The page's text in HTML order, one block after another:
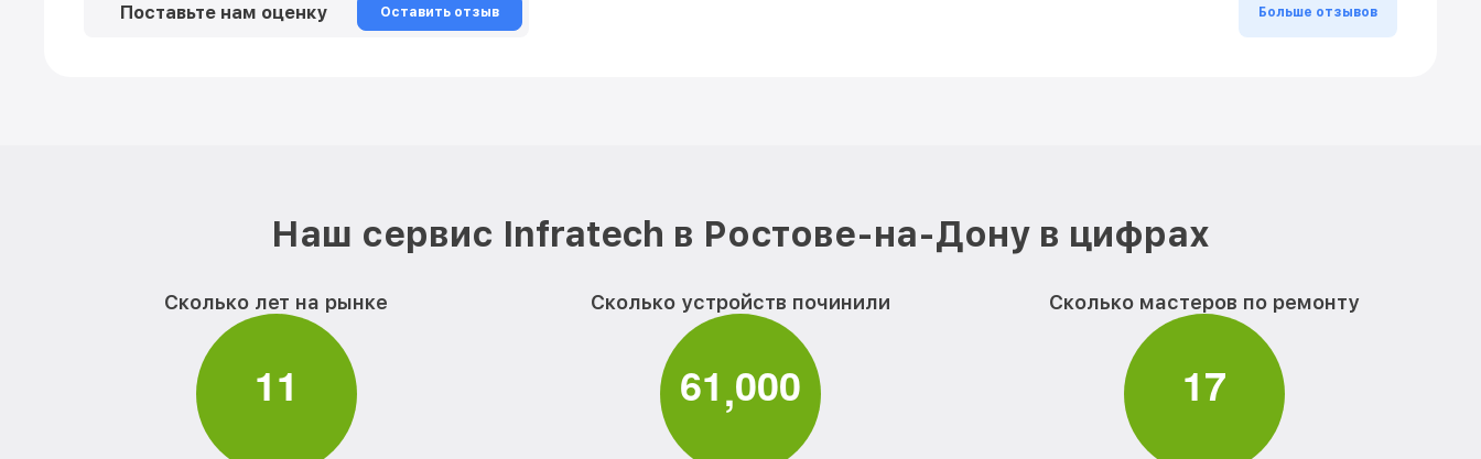
Поставьте нам оценку Оставить отзыв Больше отзывов
Наш сервис Infratech в Ростове-на-Дону в цифрах
Сколько лет на рынке
11
Сколько устройств починили
61,000
Сколько мастеров по ремонту
17